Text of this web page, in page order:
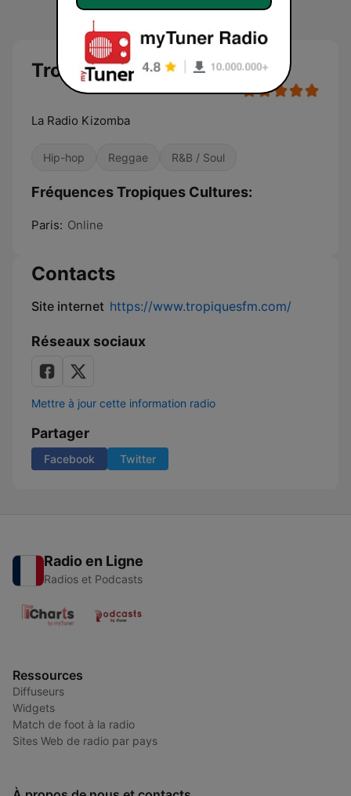
Tropiques Cultures
La Radio Kizomba
Hip-hop Reggae R&B / Soul
Fréquences Tropiques Cultures:
Paris: Online
Contacts
Site internet https://www.tropiquesfm.com/
Réseaux sociaux
Mettre à jour cette information radio
Partager
Facebook Twitter
Radio en Ligne
Radios et Podcasts
Ressources
Diffuseurs
Widgets
Match de foot à la radio
Sites Web de radio par pays